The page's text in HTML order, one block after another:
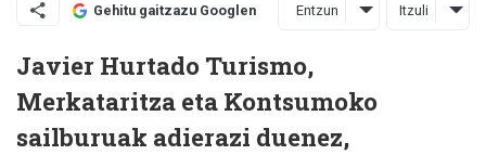
Gehitu gaitzazu Googlen Entzun Itzuli
Javier Hurtado Turismo,
Merkataritza eta Kontsumoko
sailburuak adierazi duenez,